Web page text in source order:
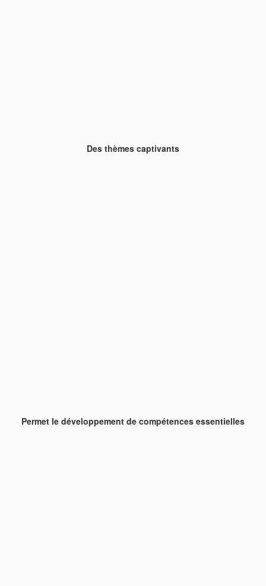
Des thèmes captivants
Permet le développement de compétences essentielles